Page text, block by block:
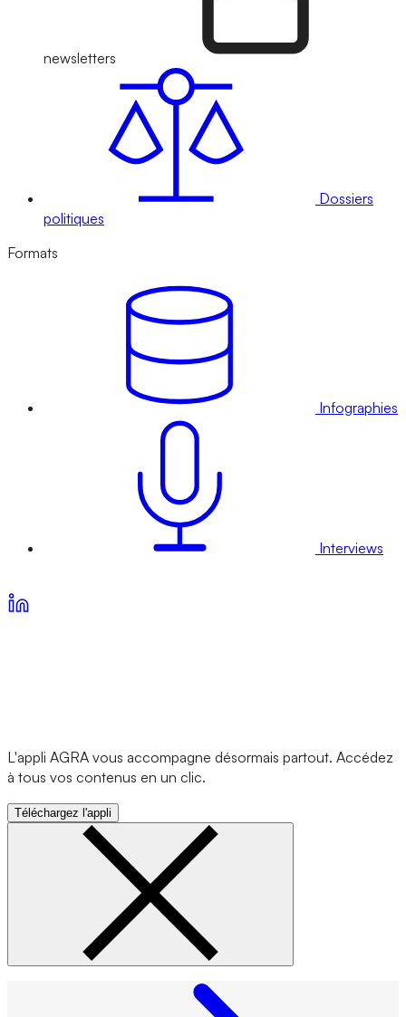
newsletters
Dossiers
politiques
Formats
Infographies
Interviews
L'appli AGRA vous accompagne désormais partout. Accédez
à tous vos contenus en un clic.
Téléchargez l'appli